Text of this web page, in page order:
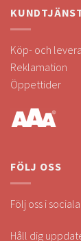
Köp- och
Reklamation
Öppettider
FÖLJ OSS
Följ oss i
Håll dig